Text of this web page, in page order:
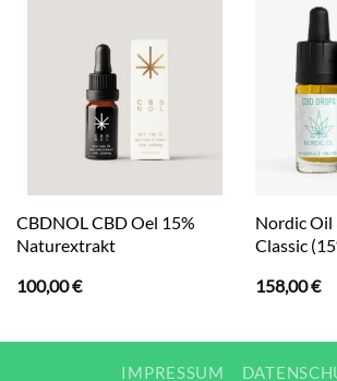
CBDNOL CBD Oel 15%
Naturextrakt
100,00€
Nordic Oil
Classic
158,00€
IMPRESSUM